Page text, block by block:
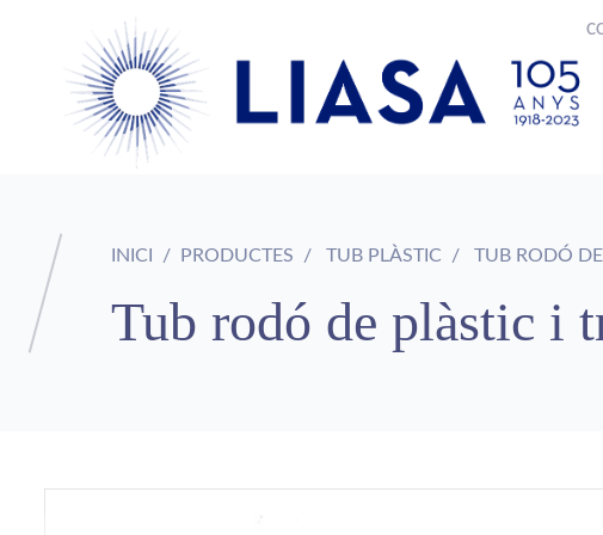
INICI PRODUCTES TUB PLÀSTIC TUB RODÓ
Tub rodó de plàstic i